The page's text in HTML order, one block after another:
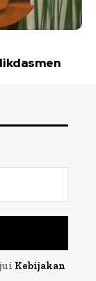
Kebijakan